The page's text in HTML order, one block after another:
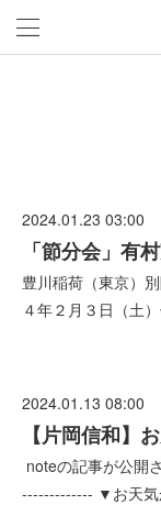
2024.01.23 03:00
「節分会」有
豊川稲荷（東京）
４年２月３日（土
2024.01.13 08:00
【片岡信和】
noteの記事が公開
------------- ▼お天